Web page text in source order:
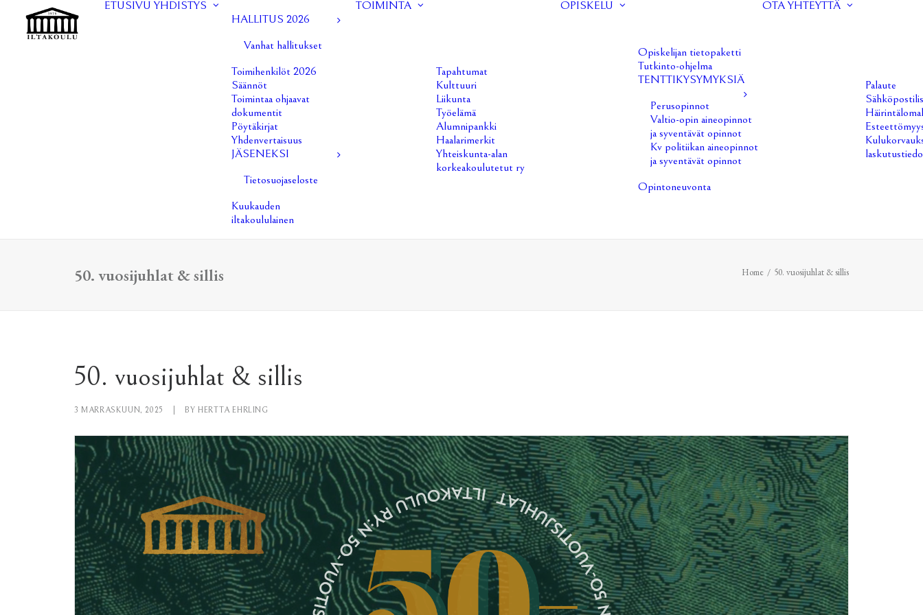
ETUSIVU YHDISTYS
HALLITUS 2026
Vanhat hallitukset
Toimihenkilöt 2026
Säännöt
Toimintaa ohjaavat
dokumentit
Pöytäkirjat
Yhdenvertaisuus
JÄSENEKSI
Tietosuojaseloste
Kuukauden
iltakoululainen
TOIMINTA
Tapahtumat
Kulttuuri
Liikunta
Työelämä
Alumnipankki
Haalarimerkit
Yhteiskunta-alan
korkeakoulutetut ry
OPISKELU
Opiskelijan tietopaketti
Tutkinto-ohjelma
TENTTIKYSYMYKSIÄ
Perusopinnot
Valtio-opin aineopinnot
ja syventävät opinnot
Kv politiikan aineopinnot
ja syventävät opinnot
Opintoneuvonta
OTA YHTEYTTÄ
Palaute
50. vuosijuhlat & sillis Home 50. vuosijuhlat & sillis
50. vuosijuhlat & sillis
3 MARRASKUUN, 2025 BY HERTTA EHRLING